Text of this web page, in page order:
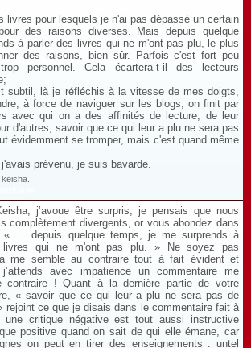
livres pour lesquels je n'ai pas dépassé un certain
des raisons diverses. Mais depuis quelque
à parler des livres qui ne m'ont pas plu, le plus
des raisons, bien sûr. Parfois c'est fort peu
personnel. Cela écartera-t-il des lecteurs
subtil, là je réfléchis à la vitesse de mes doigts,
à force de naviguer sur les blogs, on finit par
avec qui on a des affinités de lecture, de leur
d'autres, savoir que ce qui leur a plu ne sera pas
évidemment se tromper, mais c'est quand même
prévenu, je suis bavarde.
j’avoue être surpris, je pensais que nous
complètement divergents, or vous abondez dans
« … depuis quelque temps, je me surprends à
livres qui ne m'ont pas plu. » Ne soyez pas
me semble au contraire tout à fait évident et
avec impatience un commentaire me
contraire ! Quant à la dernière partie de votre
« savoir que ce qui leur a plu ne sera pas de
rejoint ce que je disais dans le commentaire fait à
une critique négative est tout aussi instructive
positive quand on sait de qui elle émane, car
on peut en tirer des enseignements : untel